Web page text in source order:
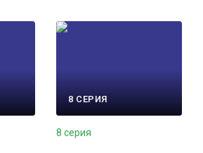
8 СЕРИЯ
8 серия